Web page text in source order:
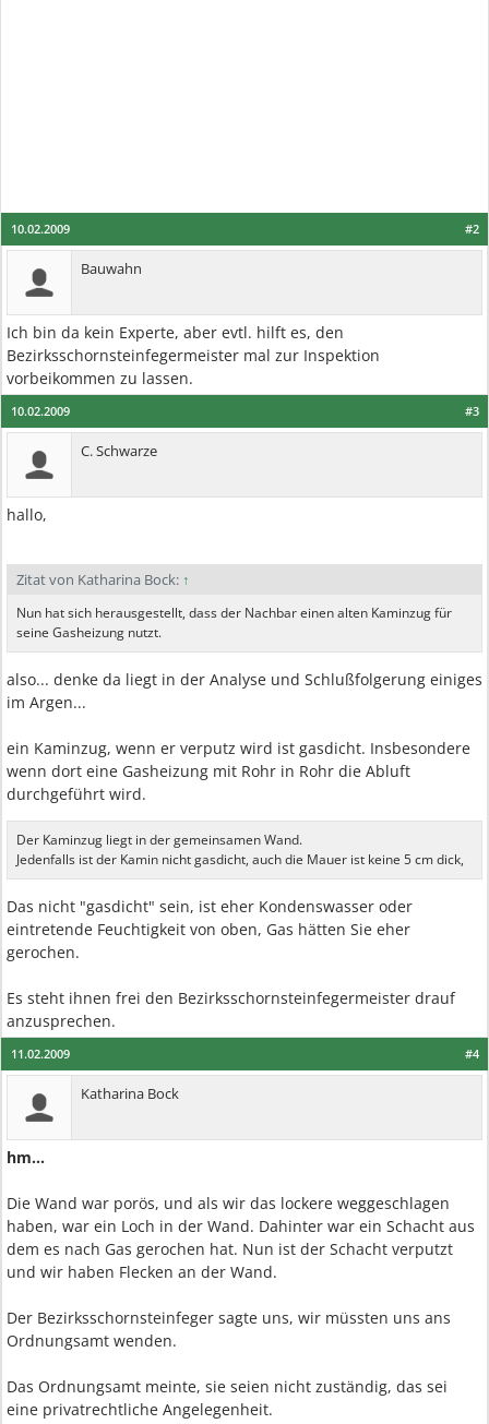
#2
10.02.2009
Bauwahn
Ich bin da kein Experte, aber evtl. hilft es, den
Bezirksschornsteinfegermeister mal zur Inspektion
vorbeikommen zu lassen.
#3
10.02.2009
C. Schwarze
hallo,
Zitat von Katharina Bock: ↑
Nun hat sich herausgestellt, dass der Nachbar einen alten Kaminzug für
seine Gasheizung nutzt.
also... denke da liegt in der Analyse und Schlußfolgerung einiges
im Argen...
ein Kaminzug, wenn er verputz wird ist gasdicht. Insbesondere
wenn dort eine Gasheizung mit Rohr in Rohr die Abluft
durchgeführt wird.
Der Kaminzug liegt in der gemeinsamen Wand.
Jedenfalls ist der Kamin nicht gasdicht, auch die Mauer ist keine 5 cm dick,
Das nicht "gasdicht" sein, ist eher Kondenswasser oder
eintretende Feuchtigkeit von oben, Gas hätten Sie eher
gerochen.
Es steht ihnen frei den Bezirksschornsteinfegermeister drauf
anzusprechen.
#4
11.02.2009
Katharina Bock
hm...
Die Wand war porös, und als wir das lockere weggeschlagen
haben, war ein Loch in der Wand. Dahinter war ein Schacht aus
dem es nach Gas gerochen hat. Nun ist der Schacht verputzt
und wir haben Flecken an der Wand.
Der Bezirksschornsteinfeger sagte uns, wir müssten uns ans
Ordnungsamt wenden.
Das Ordnungsamt meinte, sie seien nicht zuständig, das sei
eine privatrechtliche Angelegenheit.